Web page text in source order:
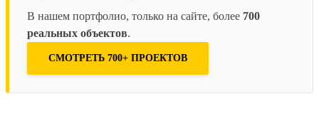
В нашем портфолио, только на сайте, более 700
реальных объектов.
СМОТРЕТЬ 700+ ПРОЕКТОВ